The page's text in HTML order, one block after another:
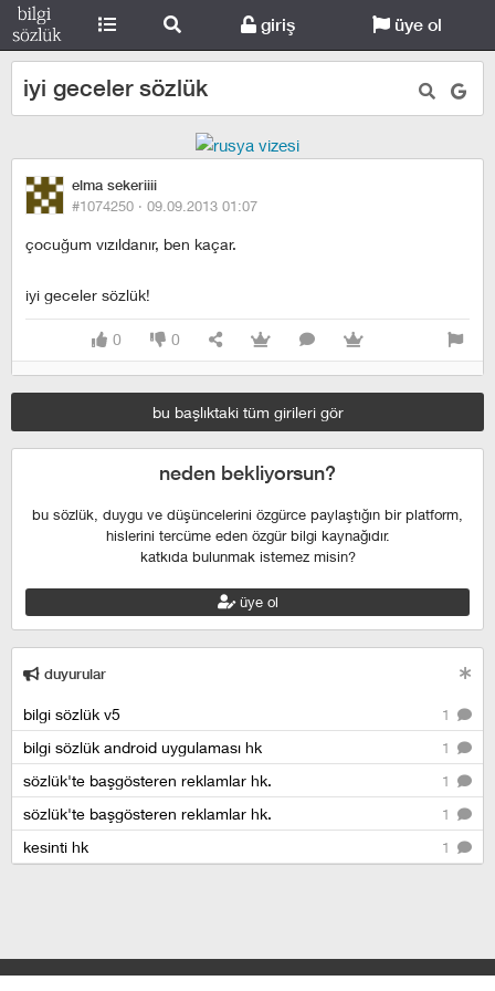
giriş üye ol
iyi geceler sözlük
elma sekeriiii
#1074250 · 09.09.2013 01:07
çocuğum vızıldanır, ben kaçar.
iyi geceler sözlük!
0 0
bu başlıktaki tüm girileri gör
neden bekliyorsun?
bu sözlük, duygu ve düşüncelerini özgürce paylaştığın bir platform,
hislerini tercüme eden özgür bilgi kaynağıdır.
katkıda bulunmak istemez misin?
üye ol
duyurular
1
bilgi sözlük v5
1
bilgi sözlük android uygulaması hk
1
sözlük'te başgösteren reklamlar hk.
1
sözlük'te başgösteren reklamlar hk.
1
kesinti hk